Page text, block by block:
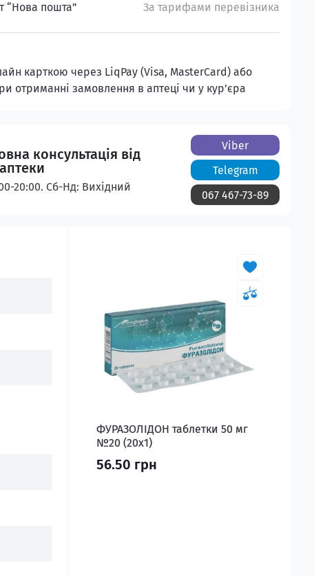
“Нова пошта” За тарифами перевізника
карткою через LiqPay (Visa, MasterCard) або
отриманні замовлення в аптеці чи у кур’єра
консультація від
20:00. Сб-Нд: Вихідний
Viber
Telegram
067 467-73-89
ФУРАЗОЛІДОН таблетки 50 мг
№20 (20х1)
56.50 грн